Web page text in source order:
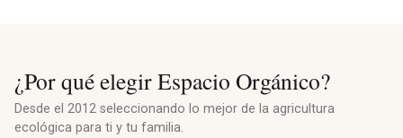
¿Por qué elegir Espacio Orgánico?
Desde el 2012 seleccionando lo mejor de la agricultura
ecológica para ti y tu familia.